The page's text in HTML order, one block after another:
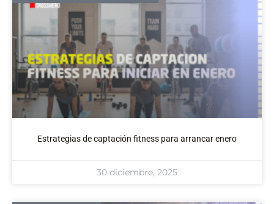
Estrategias de captación fitness para arrancar enero
30 diciembre, 2025